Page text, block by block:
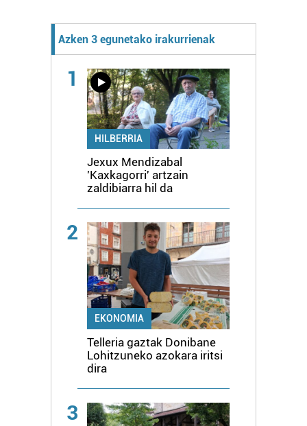
Azken 3 egunetako irakurrienak
1
HILBERRIA
Jexux Mendizabal
'Kaxkagorri' artzain
zaldibiarra hil da
2
EKONOMIA
Telleria gaztak Donibane
Lohitzuneko azokara iritsi
dira
3